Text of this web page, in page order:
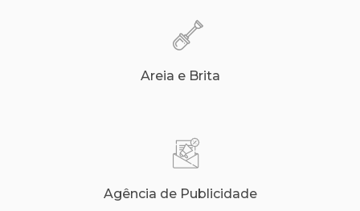
Areia e Brita
Agência de Publicidade